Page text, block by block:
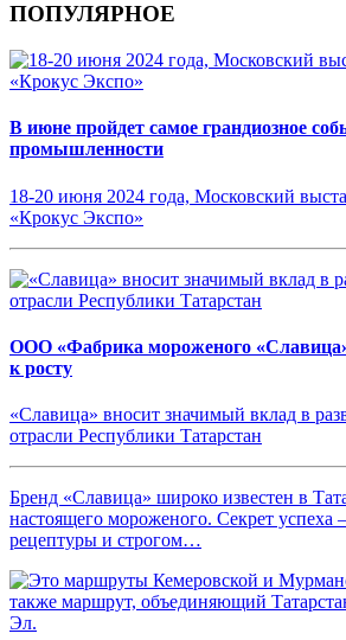
ПОПУЛЯРНОЕ
В июне пройдет самое грандиозное
промышленности
18-20 июня 2024 года, Московский
«Крокус Экспо»
ООО «Фабрика мороженого
к росту
«Славица» вносит значимый вклад в
отрасли Республики Татарстан
Бренд «Славица» широко известен в
настоящего мороженого. Секрет
рецептуры и строгом…